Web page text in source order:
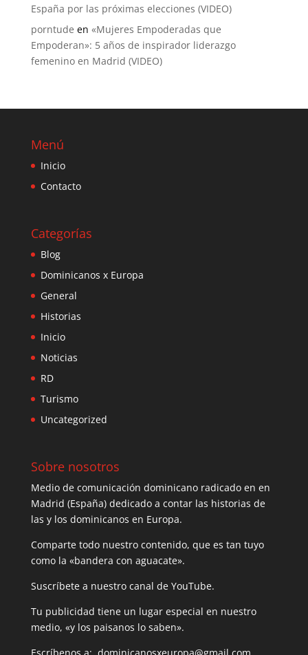
España por las próximas elecciones (VIDEO)
porntude en «Mujeres Empoderadas que
Empoderan»: 5 años de inspirador liderazgo
femenino en Madrid (VIDEO)
Menú
Inicio
Contacto
Categorías
Blog
Dominicanos x Europa
General
Historias
Inicio
Noticias
RD
Turismo
Uncategorized
Sobre nosotros
Medio de comunicación dominicano radicado en en
Madrid (España) dedicado a contar las historias de
las y los dominicanos en Europa.
Comparte todo nuestro contenido, que es tan tuyo
como la «bandera con aguacate».
Suscríbete a nuestro canal de YouTube.
Tu publicidad tiene un lugar especial en nuestro
medio, «y los paisanos lo saben».